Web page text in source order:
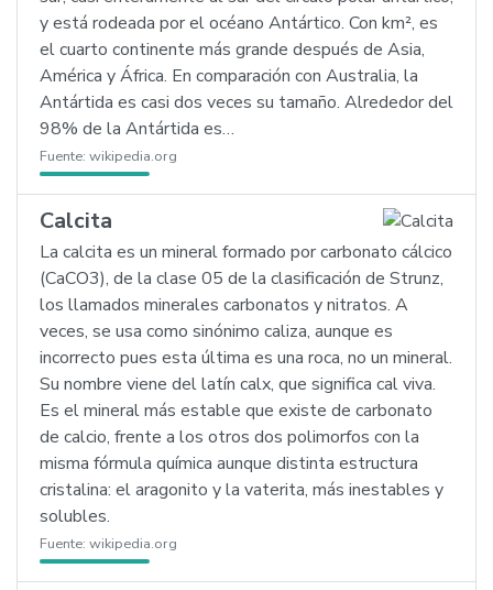
y está rodeada por el océano Antártico. Con km², es
el cuarto continente más grande después de Asia,
América y África. En comparación con Australia, la
Antártida es casi dos veces su tamaño. Alrededor del
98% de la Antártida es…
Fuente: wikipedia.org
Calcita
La calcita es un mineral formado por carbonato cálcico
(CaCO3), de la clase 05 de la clasificación de Strunz,
los llamados minerales carbonatos y nitratos. A
veces, se usa como sinónimo caliza, aunque es
incorrecto pues esta última es una roca, no un mineral.
Su nombre viene del latín calx, que significa cal viva.
Es el mineral más estable que existe de carbonato
de calcio, frente a los otros dos polimorfos con la
misma fórmula química aunque distinta estructura
cristalina: el aragonito y la vaterita, más inestables y
solubles.
Fuente: wikipedia.org